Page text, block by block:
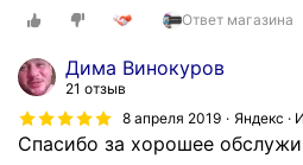
Ответ магазина
Дима Винокуров
21 отзыв
8 апреля 2019
Яндекс ·
Спасибо за хорошее